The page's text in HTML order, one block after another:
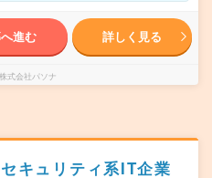
進む 詳しく見る
株式会社パソナ
キュリティ系IT企業